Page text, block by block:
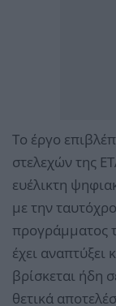
Το έργο
στελεχών της
ευέλικτη
με την
προγράμματος
έχει αναπτύξει
βρίσκεται ήδη
θετικά